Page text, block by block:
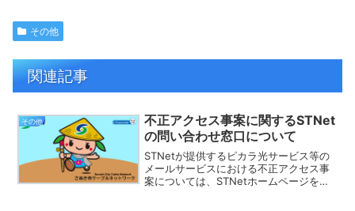
その他
関連記事
その他
不正アクセス事案に関するSTNet
の問い合わせ窓口について
STNetが提供するピカラ光サービス等の
メールサービスにおける不正アクセス事
案については、STNetホームページをご